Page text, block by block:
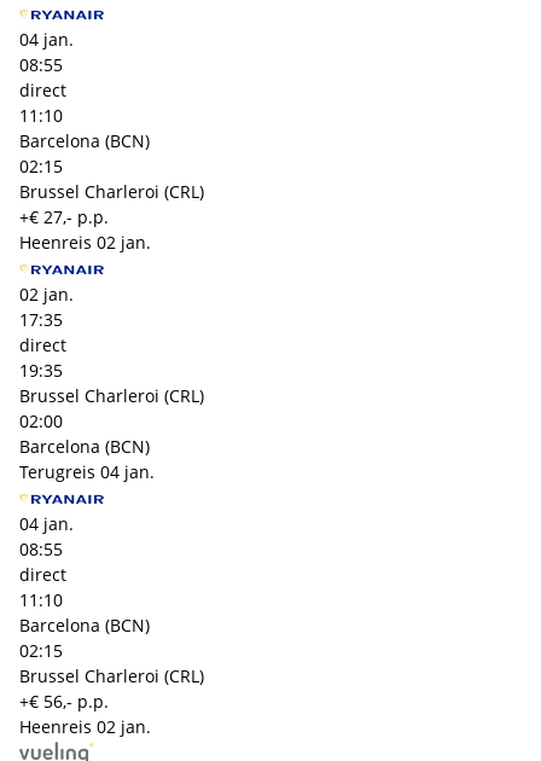
04 jan.
08:55
direct
11:10
Barcelona (BCN)
02:15
Brussel Charleroi (CRL)
+€ 27,- p.p.
Heenreis 02 jan.
02 jan.
17:35
direct
19:35
Brussel Charleroi (CRL)
02:00
Barcelona (BCN)
Terugreis 04 jan.
04 jan.
08:55
direct
11:10
Barcelona (BCN)
02:15
Brussel Charleroi (CRL)
+€ 56,- p.p.
Heenreis 02 jan.